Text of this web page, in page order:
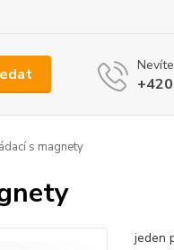
s magnety
jeden